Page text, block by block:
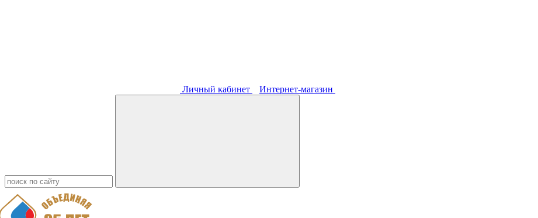
Личный кабинет Интернет-магазин